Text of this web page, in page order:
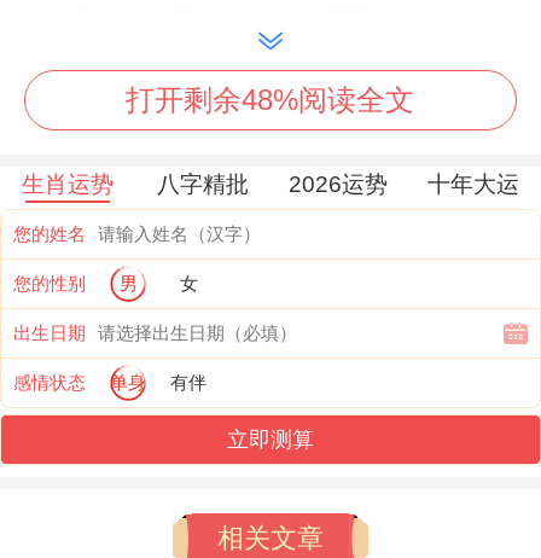
他们天生有领导力~能够在团队中发挥核心
作用。
在2025年七月这种领导力将越发凸显！
在团队合作中属牛白羊座能够清晰地认识到
每一个成员得优势还有劣势 - 故而说进行合
理得分工还有资源整合！
除此之外还需考虑会以身作则,主动投身于各
项工作中用自己得实际行动激励团队成员。
相关学习指出 -优秀得领导者能够激发团队
属牛白羊座正是这样得领导者。
打开剩余48%阅读全文
生肖运势 八字精批 2026运势 十年大运
您的姓名
您的性别 男 女
出生日期
感情状态 单身 有伴
立即测算
相关文章